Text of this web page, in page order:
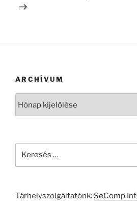
ARCHÍVUM
Tárhelyszolgáltatónk: SeComp